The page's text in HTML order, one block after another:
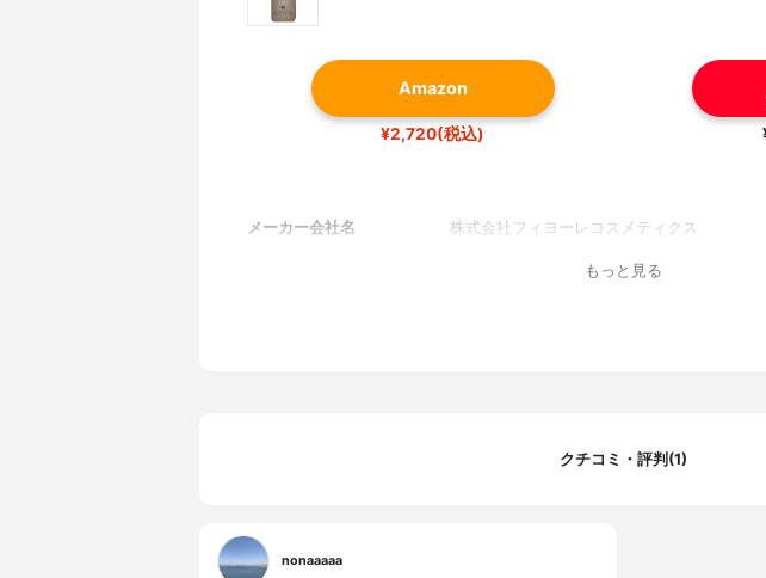
Amazon
¥2,720(税込)
メーカー会社名 株式会社フィヨーレコスメティクス
もっと見る
クチコミ・評判(1)
nonaaaaa